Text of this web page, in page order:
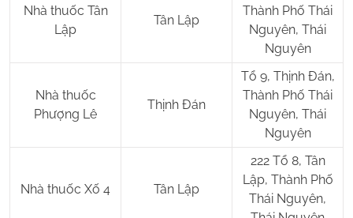
Nhà thuốc Tân
Lập
Tân Lập
Thành Phố Thái
Nguyên, Thái
Nguyên
Nhà thuốc
Phượng Lê
Thịnh Đán
Tổ 9, Thịnh Đán,
Thành Phố Thái
Nguyên, Thái
Nguyên
Nhà thuốc Xố 4 Tân Lập
222 Tổ 8, Tân
Lập, Thành Phố
Thái Nguyên,